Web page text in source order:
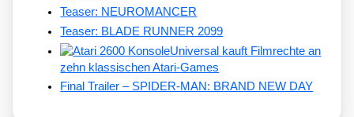
Teaser: NEUROMANCER
Teaser: BLADE RUNNER 2099
Universal kauft Filmrechte an
zehn klassischen Atari-Games
Final Trailer – SPIDER-MAN: BRAND NEW DAY